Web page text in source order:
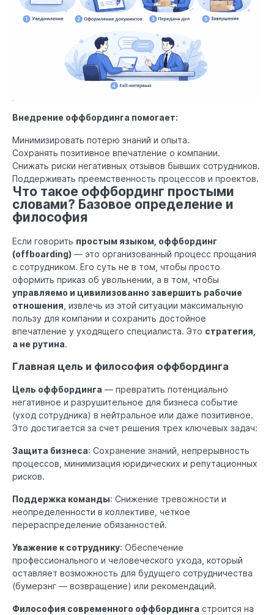
Внедрение оффбординга помогает:
Минимизировать потерю знаний и опыта.
Сохранять позитивное впечатление о компании.
Снижать риски негативных отзывов бывших сотрудников.
Поддерживать преемственность процессов и проектов.
Что такое оффбординг простыми
словами? Базовое определение и
философия
Если говорить простым языком, оффбординг
(offboarding) — это организованный процесс прощания
с сотрудником. Его суть не в том, чтобы просто
оформить приказ об увольнении, а в том, чтобы
управляемо и цивилизованно завершить рабочие
отношения , извлечь из этой ситуации максимальную
пользу для компании и сохранить достойное
впечатление у уходящего специалиста. Это стратегия,
а не рутина.
Главная цель и философия оффбординга
Цель оффбординга — превратить потенциально
негативное и разрушительное для бизнеса событие
(уход сотрудника) в нейтральное или даже позитивное.
Это достигается за счет решения трех ключевых задач:
Защита бизнеса: Сохранение знаний, непрерывность
процессов, минимизация юридических и репутационных
рисков.
Поддержка команды: Снижение тревожности и
неопределенности в коллективе, четкое
перераспределение обязанностей.
Уважение к сотруднику: Обеспечение
профессионального и человеческого ухода, который
оставляет возможность для будущего сотрудничества
(бумерэнг — возвращение) или рекомендаций.
Философия современного оффбординга строится на